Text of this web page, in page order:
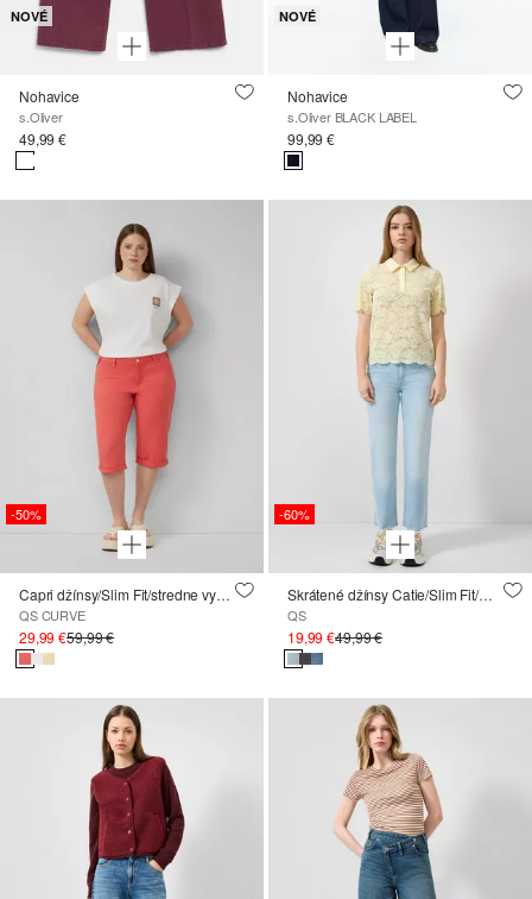
NOVÉ
Nohavice
s.Oliver
49,99 €
NOVÉ
Nohavice
s.Oliver BLACK LABEL
99,99 €
-50%
Capri džínsy/Slim Fit/stredne vysoký pás
QS CURVE
29,99 €59,99 €
-60%
Skrátené džínsy Catie/Slim Fit/Mid Rise/Straight Leg
QS
19,99 €49,99 €